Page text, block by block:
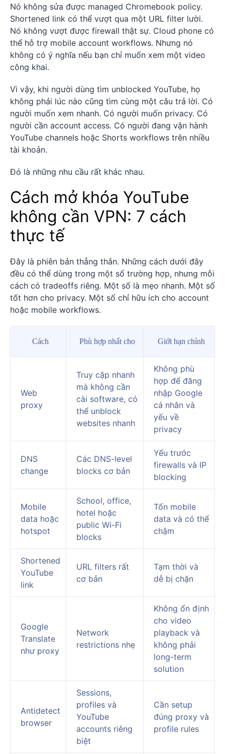
Nó không sửa được managed Chromebook policy.
Shortened link có thể vượt qua một URL filter lười.
Nó không vượt được firewall thật sự. Cloud phone có
thể hỗ trợ mobile account workflows. Nhưng nó
không có ý nghĩa nếu bạn chỉ muốn xem một video
công khai.
Vì vậy, khi người dùng tìm unblocked YouTube, họ
không phải lúc nào cũng tìm cùng một câu trả lời. Có
người muốn xem nhanh. Có người muốn privacy. Có
người cần account access. Có người đang vận hành
YouTube channels hoặc Shorts workflows trên nhiều
tài khoản.
Đó là những nhu cầu rất khác nhau.
Cách mở khóa YouTube
không cần VPN: 7 cách
thực tế
Đây là phiên bản thẳng thắn. Những cách dưới đây
đều có thể dùng trong một số trường hợp, nhưng mỗi
cách có tradeoffs riêng. Một số là mẹo nhanh. Một số
tốt hơn cho privacy. Một số chỉ hữu ích cho account
hoặc mobile workflows.
Cách Phù hợp nhất cho Giới hạn chính
Web
proxy
Truy cập nhanh
mà không cần
cài software, có
thể unblock
websites nhanh
Không phù
hợp để đăng
nhập Google
cá nhân và
yếu về
privacy
DNS
change
Các DNS-level
blocks cơ bản
Yếu trước
firewalls và IP
blocking
Mobile
data hoặc
hotspot
School, office,
hotel hoặc
public Wi-Fi
blocks
Tốn mobile
data và có thể
chậm
Shortened
YouTube
link
URL filters rất
cơ bản
Tạm thời và
dễ bị chặn
Google
Translate
như proxy
Network
restrictions nhẹ
Không ổn định
cho video
playback và
không phải
long-term
solution
Antidetect
browser
Sessions,
profiles và
YouTube
accounts riêng
biệt
Cần setup
đúng proxy và
profile rules